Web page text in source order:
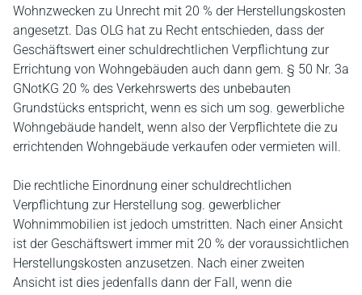
Wohnzwecken zu Unrecht mit 20 % der Herstellungskosten
angesetzt. Das OLG hat zu Recht entschieden, dass der
Geschäftswert einer schuldrechtlichen Verpflichtung zur
Errichtung von Wohngebäuden auch dann gem. § 50 Nr. 3a
GNotKG 20 % des Verkehrswerts des unbebauten
Grundstücks entspricht, wenn es sich um sog. gewerbliche
Wohngebäude handelt, wenn also der Verpflichtete die zu
errichtenden Wohngebäude verkaufen oder vermieten will.
Die rechtliche Einordnung einer schuldrechtlichen
Verpflichtung zur Herstellung sog. gewerblicher
Wohnimmobilien ist jedoch umstritten. Nach einer Ansicht
ist der Geschäftswert immer mit 20 % der voraussichtlichen
Herstellungskosten anzusetzen. Nach einer zweiten
Ansicht ist dies jedenfalls dann der Fall, wenn die